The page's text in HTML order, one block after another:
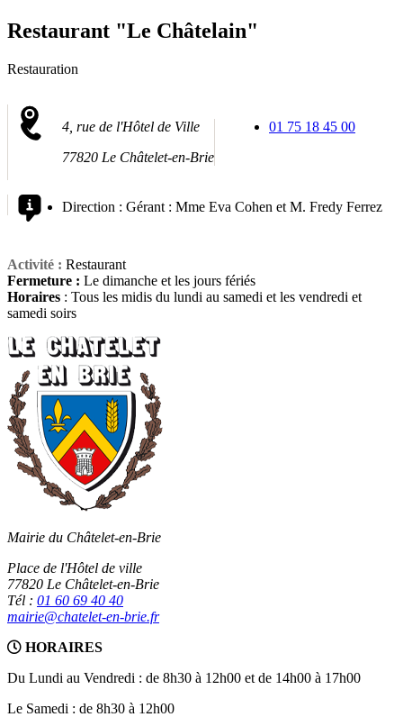
Restaurant "Le Châtelain"
Restauration
4, rue de l'Hôtel de Ville
77820 Le Châtelet-en-Brie
01 75 18 45 00
Direction : Gérant : Mme Eva Cohen et M. Fredy Ferrez
Activité : Restaurant
Fermeture : Le dimanche et les jours fériés
Horaires : Tous les midis du lundi au samedi et les vendredi et
samedi soirs
Mairie du Châtelet-en-Brie
Place de l'Hôtel de ville
77820 Le Châtelet-en-Brie
Tél : 01 60 69 40 40
mairie@chatelet-en-brie.fr
HORAIRES
Du Lundi au Vendredi : de 8h30 à 12h00 et de 14h00 à 17h00
Le Samedi : de 8h30 à 12h00